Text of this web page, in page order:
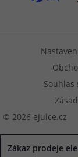
© 2026 eJuice.cz
Zákaz prodeje